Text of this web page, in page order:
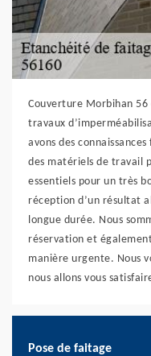
Couverture Morbihan 56
travaux
avons des
des matériels de travail
essentiels pour un très
réception d’un résultat
longue durée. Nous
réservation et
manière urgente. Nous
nous allons vous
Pose de faitage